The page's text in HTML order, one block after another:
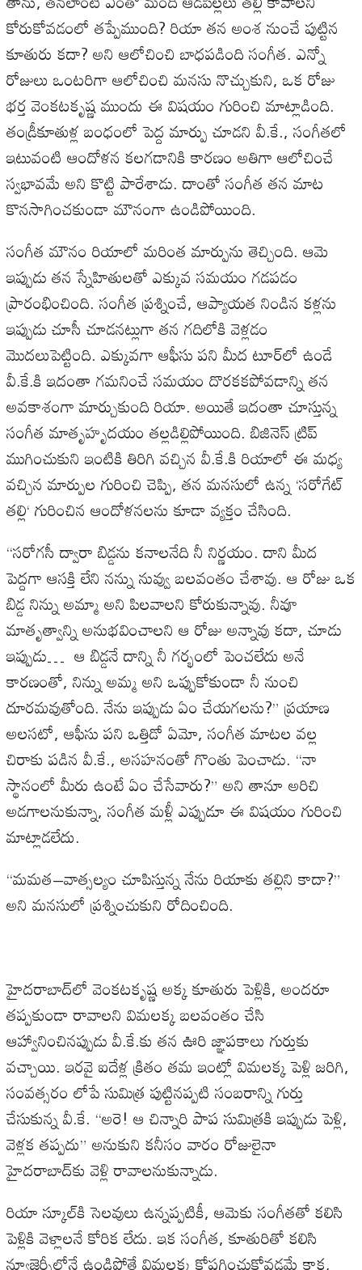
కోరుకోవడంలో తప్పేముంది?రియాతన అంశనుంచే పుట్టిన
కూతురు కదా?అని ఆలోచించి బాధపడిందిసంగీత. ఎన్నో
రోజులు ఒంటరిగాఆలోచించి మనసునొచ్చుకుని, ఒక రోజు
భర్తవెంకటకృష్ణముందు ఈ విషయం గురించి మాట్లాడింది.
తండ్రీకూతుళ్లబంధంలో పెద్ద మార్పుచూడని వీ.కే., సంగీతలో
ఇటువంటి ఆందోళన కలగడానికికారణం అతిగాఆలోచించే
స్వభావమే అని కొట్టి పారేశాడు.దాంతోసంగీత తన మాట
కొనసాగించకుండా మౌనంగాఉండిపోయింది.
సంగీత మౌనం రియాలో మరింత మార్పును తెచ్చింది. ఆమె
ఇప్పుడుతన స్నేహితులతోఎక్కువ సమయం గడపడం
ప్రారంభించింది. సంగీత ప్రశ్నించే, ఆప్యాయత నిండిన కళ్లను
ఇప్పుడుచూసీ చూడనట్లుగాతన గదిలోకివెళ్లడం
మొదలుపెట్టింది. ఎక్కువగాఆఫీసుపని మీద టూర్‌లో ఉండే
వీ.కే.కిఇదంతా గమనించే సమయం దొరకకపోవడాన్నితన
అవకాశంగామార్చుకుందిరియా. అయితేఇదంతా చూస్తున్న
సంగీత మాతృహృదయం తల్లడిల్లిపోయింది. బిజినెస్ట్రిప్
ముగించుకుని ఇంటికితిరిగివచ్చిన వీ.కే.కిరియాలో ఈ మధ్య
వచ్చిన మార్పుల గురించి చెప్పి, తన మనసులో ఉన్న ‘సరోగేట్
తల్లి‘గురించిన ఆందోళనలను కూడా వ్యక్తం చేసింది.
“సరోగసీ ద్వారాబిడ్డను కనాలనేదినీ నిర్ణయం.దాని మీద
పెద్దగాఆసక్తిలేని నన్నునువ్వుబలవంతం చేశావు. ఆ రోజుఒక
బిడ్డనిన్నుఅమ్మాఅని పిలవాలని కోరుకున్నావు. నీవూ
మాతృత్వాన్నిఅనుభవించాలని ఆ రోజుఅన్నావుకదా, చూడు
ఇప్పుడు… ఆ బిడ్డనేదాన్నినీ గర్భంలో పెంచలేదు అనే
కారణంతో, నిన్నుఅమ్మఅని ఒప్పుకోకుండా నీ నుంచి
దూరమవుతోంది.నేను ఇప్పుడుఏం చేయగలను?” ప్రయాణ
అలసటో, ఆఫీసుపని ఒత్తిడో ఏమో, సంగీత మాటల వల్ల
చిరాకు పడిన వీ.కే., అసహనంతోగొంతు పెంచాడు. “నా
స్థానంలో మీరు ఉంటేఏం చేసేవారు?” అని తానూ అరిచి
అడగాలనుకున్నా, సంగీత మళ్లీఎప్పుడూఈ విషయం గురించి
మాట్లాడలేదు.
“మమత–వాత్సల్యం చూపిస్తున్ననేను రియాకు తల్లిని కాదా?”
అని మనసులో ప్రశ్నించుకుని రోదించింది.
హైదరాబాద్‌లో వెంకటకృష్ణఅక్కకూతురు పెళ్లికి, అందరూ
తప్పకుండా రావాలని విమలక్కబలవంతం చేసి
ఆహ్వానించినప్పుడువీ.కే.కు తన ఊరిజ్ఞాపకాలు గుర్తుకు
వచ్చాయి. ఇరవైఐదేళ్లక్రితం తమ ఇంట్లో విమలక్కపెళ్లిజరిగి,
సంవత్సరం లోపేసుమిత్ర పుట్టినప్పటి సంబరాన్నిగుర్తు
చేసుకున్నవీ.కే. “అరె! ఆ చిన్నారిపాప సుమిత్రకిఇప్పుడుపెళ్లి,
వెళ్లక తప్పదు” అనుకుని కనీసం వారం రోజులైనా
హైదరాబాద్‌కు వెళ్లిరావాలనుకున్నాడు.
రియాస్కూల్‌కిసెలవులు ఉన్నప్పటికీ, ఆమెకు సంగీతతోకలిసి
పెళ్లికివెళ్లాలనేకోరిక లేదు. ఇక సంగీత, కూతురితోకలిసి
న్యూజెర్సీలోనేఉండిపోతేవిమలక్క కోపగించుకోవడమే కాక,